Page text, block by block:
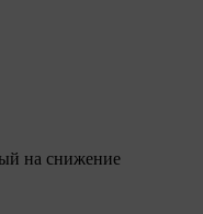
на снижение